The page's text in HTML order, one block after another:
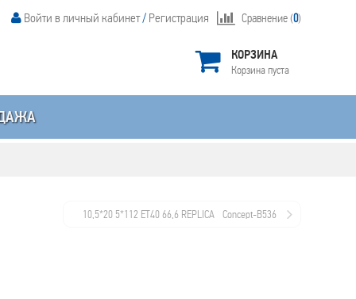
Сравнение (0)
Войти в личный кабинет/ Регистрация
КОРЗИНА
Корзина пуста
10,5*20 5*112 ET40 66,6 REPLICA _Concept-B536